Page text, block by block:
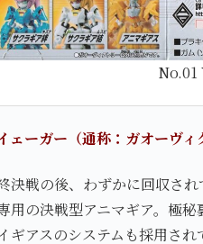
No.01
ェーガー（通称：ガオーヴィ
決戦の後、わずかに回収さ
用の決戦型アニマギア。極
ギアスのシステムも採用され